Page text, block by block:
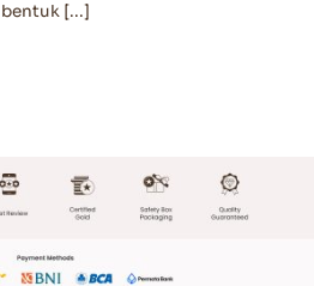
bentuk [...]